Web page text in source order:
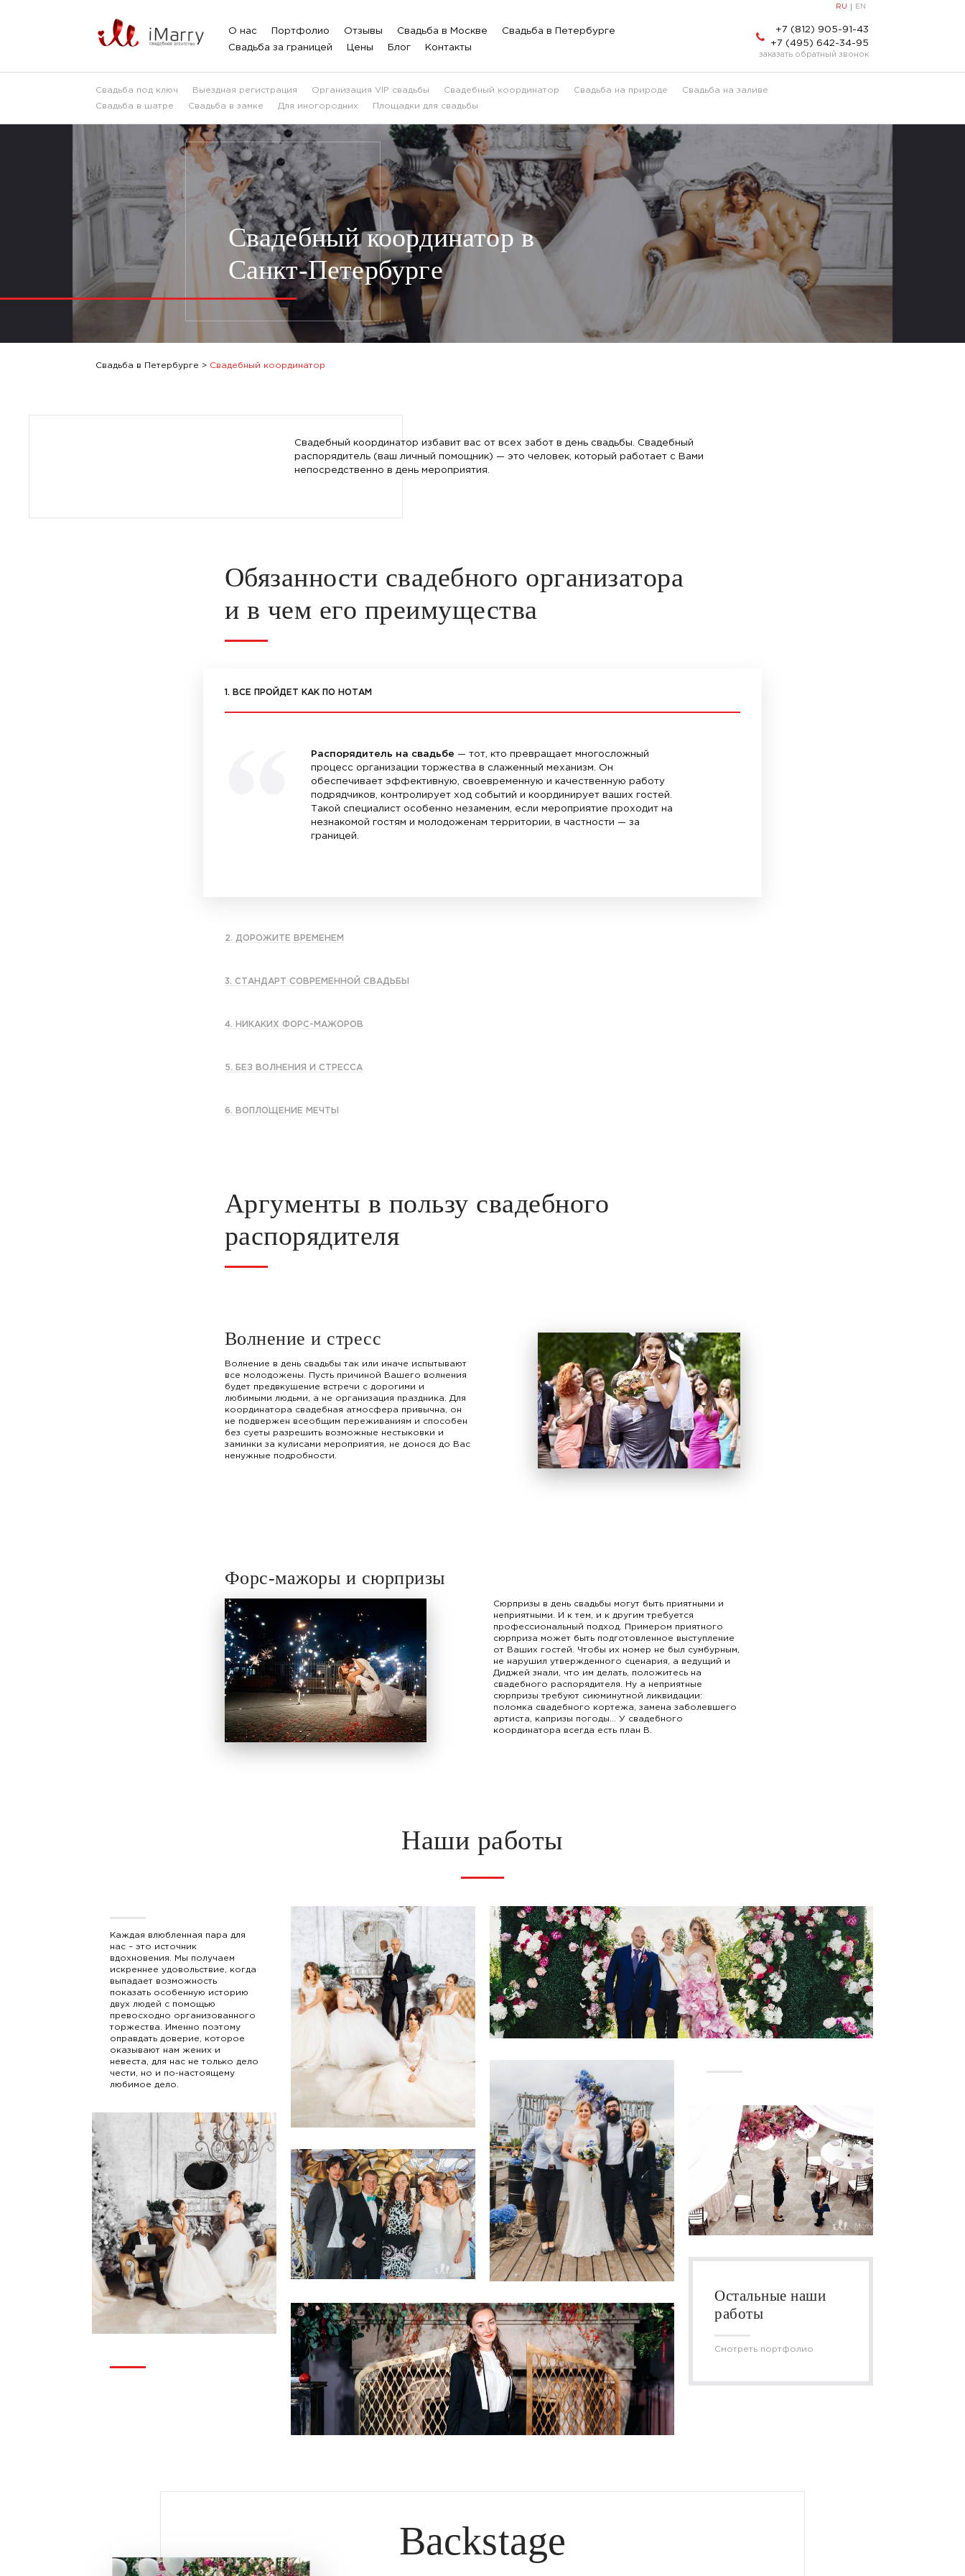
RU EN
О нас Портфолио Отзывы Свадьба в Москве
Свадьба в Петербурге
Свадьба за границей
Цены Блог Контакты
+7 (812) 905-91-43
+7 (495) 642-34-95
заказать обратный звонок
Свадьба под ключ Выездная регистрация Организация VIP свадьбы Свадебный координатор Свадьба на природе
Свадьба на заливе
Свадьба в шатре
Свадьба в замке Для иногородних Площадки для свадьбы
Свадебный координатор в
Санкт-Петербурге
Свадьба в Петербурге > Свадебный координатор
Свадебный координатор избавит вас от всех забот в день свадьбы. Свадебный
распорядитель (ваш личный помощник) — это человек, который работает с Вами
непосредственно в день мероприятия.
Обязанности свадебного организатора
и в чем его преимущества
1. ВСЕ ПРОЙДЕТ КАК ПО НОТАМ
Распорядитель на свадьбе — тот, кто превращает многосложный
процесс организации торжества в слаженный механизм. Он
обеспечивает эффективную, своевременную и качественную работу
подрядчиков, контролирует ход событий и координирует ваших гостей.
Такой специалист особенно незаменим, если мероприятие проходит на
незнакомой гостям и молодоженам территории, в частности — за
границей.
2. ДОРОЖИТЕ ВРЕМЕНЕМ
3. СТАНДАРТ СОВРЕМЕННОЙ СВАДЬБЫ
4. НИКАКИХ ФОРС-МАЖОРОВ
5. БЕЗ ВОЛНЕНИЯ И СТРЕССА
6. ВОПЛОЩЕНИЕ МЕЧТЫ
Аргументы в пользу свадебного
распорядителя
Волнение и стресс
Волнение в день свадьбы так или иначе испытывают
все молодожены. Пусть причиной Вашего волнения
будет предвкушение встречи с дорогими и
любимыми людьми, а не организация праздника. Для
координатора свадебная атмосфера привычна, он
не подвержен всеобщим переживаниям и способен
без суеты разрешить возможные нестыковки и
заминки за кулисами мероприятия, не донося до Вас
ненужные подробности.
Форс-мажоры и сюрпризы
Сюрпризы в день свадьбы могут быть приятными и
неприятными. И к тем, и к другим требуется
профессиональный подход. Примером приятного
сюрприза может быть подготовленное выступление
от Ваших гостей. Чтобы их номер не был сумбурным,
не нарушил утвержденного сценария, а ведущий и
Диджей знали, что им делать, положитесь на
свадебного распорядителя. Ну а неприятные
сюрпризы требуют сиюминутной ликвидации:
поломка свадебного кортежа, замена заболевшего
артиста, капризы погоды... У свадебного
координатора всегда есть план B.
Наши работы
Каждая влюбленная пара для
нас – это источник
вдохновения. Мы получаем
искреннее удовольствие, когда
выпадает возможность
показать особенную историю
двух людей с помощью
превосходно организованного
торжества. Именно поэтому
оправдать доверие, которое
оказывают нам жених и
невеста, для нас не только дело
чести, но и по-настоящему
любимое дело.
Остальные наши
работы
Смотреть портфолио
Backstage